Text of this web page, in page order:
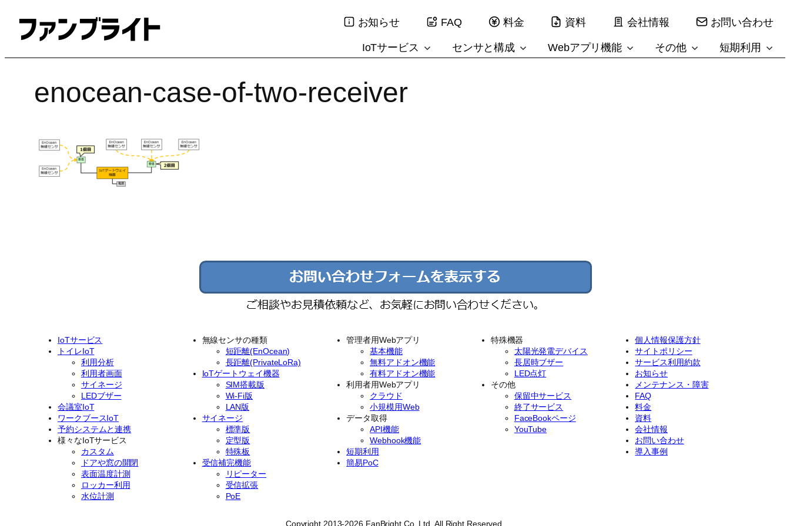
ス
お知らせ FAQ 料金 資料 会社情報 お問い合わせ
IoTサービス センサと構成 Webアプリ機能 その他 短期利用
enocean-case-of-two-receiver
IoTサービス
トイレIoT
利用分析
利用者画面
サイネージ
LEDブザー
会議室IoT
ワークブースIoT
予約システムと連携
様々なIoTサービス
カスタム
ドアや窓の開閉
表面温度計測
ロッカー利用
水位計測
無線センサの種類
短距離(EnOcean)
長距離(PrivateLoRa)
IoTゲートウェイ機器
SIM搭載版
Wi-Fi版
LAN版
サイネージ
標準版
定型版
特殊板
受信補完機能
リピーター
受信拡張
PoE
管理者用Webアプリ
基本機能
無料アドオン機能
有料アドオン機能
利用者用Webアプリ
クラウド
小規模用Web
データ取得
API機能
Webhook機能
短期利用
簡易PoC
特殊機器
太陽光発電デバイス
長居時ブザー
LED点灯
その他
保留中サービス
終了サービス
FaceBookページ
YouTube
個人情報保護方針
サイトポリシー
サービス利用約款
お知らせ
メンテナンス・障害
FAQ
料金
資料
会社情報
お問い合わせ
導入事例
Copyright 2013-2026 FanBright Co. Ltd. All Right Reserved.